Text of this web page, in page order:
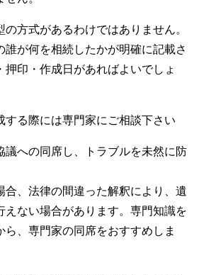
方式があるわけではありません。
誰が何を相続したかが明確に記載さ
押印・作成日があればよいでしょ
する際には専門家にご相談下さい
への同席し、トラブルを未然に防
合、法律の間違った解釈により、遺
えない場合があります。専門知識を
ら、専門家の同席をおすすめしま